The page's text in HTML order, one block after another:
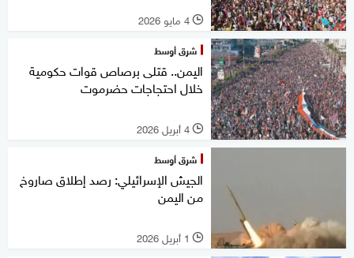
l 4 مايو 2026
شرق أوسط
اليمن.. قتلى برصاص قوات حكومية
خلال احتجاجات حضرموت
l 4 أبريل 2026
شرق أوسط
الجيش الإسرائيلي: رصد إطلاق صاروخ
من اليمن
l 1 أبريل 2026